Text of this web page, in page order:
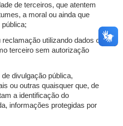
de terceiros, que atentem
a moral ou ainda que
utilizando dados ou
terceiro sem autorização
divulgação pública,
ou outras quaisquer que, de
a identificação do
informações protegidas por